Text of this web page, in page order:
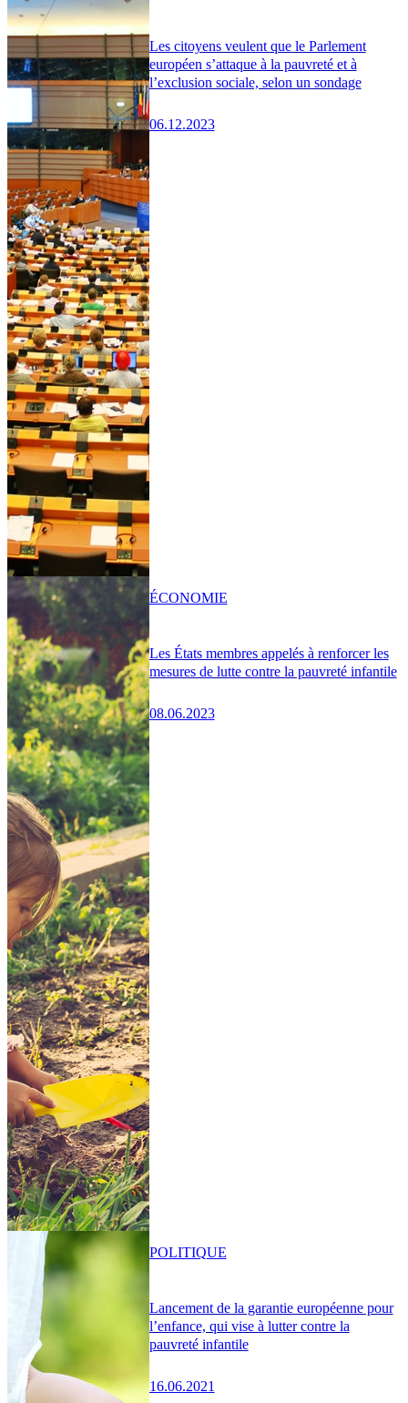
Les citoyens veulent que le Parlement
européen s’attaque à la pauvreté et à
l’exclusion sociale, selon un sondage
06.12.2023
Les États membres appelés à renforcer les
mesures de lutte contre la pauvreté infantile
08.06.2023
ÉCONOMIE
Lancement de la garantie européenne pour
l’enfance, qui vise à lutter contre la
pauvreté infantile
16.06.2021
POLITIQUE